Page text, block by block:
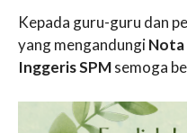
Kepada guru-guru dan
yang mengandungiNota
Inggeris SPMsemoga